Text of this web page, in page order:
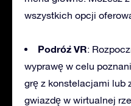
wszystkich opcji
Podróż VR:
wyprawę w celu
grę z konstelacjami lub
gwiazdę w wirtualnej